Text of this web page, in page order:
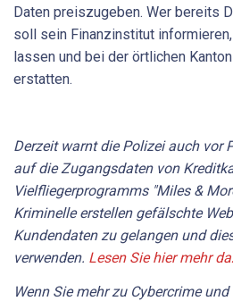
Daten preiszugeben. Wer bereits
soll sein Finanzinstitut
lassen und bei der örtlichen
erstatten.
Derzeit warnt die Polizei auch vor
auf die Zugangsdaten von
Vielfliegerprogramms "Miles &
Kriminelle erstellen gefälschte
Kundendaten zu gelangen und
verwenden. Lesen Sie hier mehr
Wenn Sie mehr zu Cybercrime